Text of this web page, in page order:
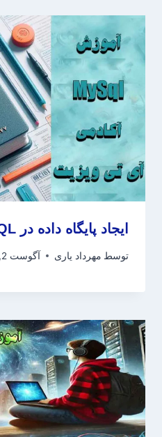
ایجاد پایگاه داده در MySQL
توسط مهرداد یاری آگوست 2, 2024